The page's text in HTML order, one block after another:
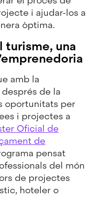
i ajudar-los a
òptima.
turisme, una
amb la
de la
oportunitats per
i projectes a
Oficial de
de
pensat
del món
de projectes
hoteler o